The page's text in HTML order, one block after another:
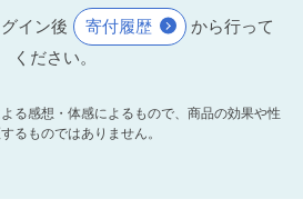
イン後 寄付履歴
から行って
ください。
る感想・体感によるもので、商品の効果や性
るものではありません。